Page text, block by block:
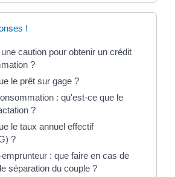
!
caution pour obtenir un crédit
?
le prêt sur gage ?
: qu'est-ce que le
?
le taux annuel effectif
?
: que faire en cas de
séparation du couple ?